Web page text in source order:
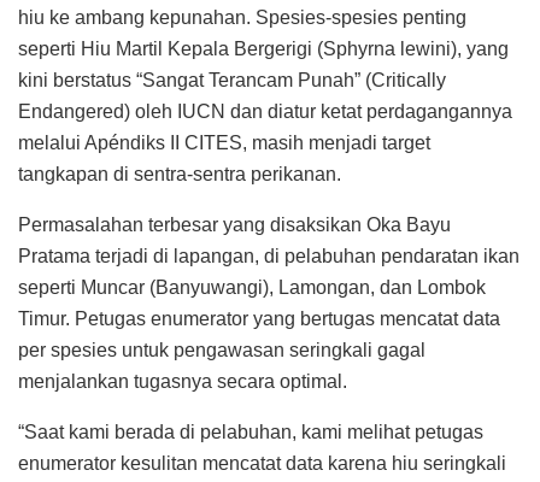
hiu ke ambang kepunahan. Spesies-spesies penting
seperti Hiu Martil Kepala Bergerigi (Sphyrna lewini), yang
kini berstatus “Sangat Terancam Punah” (Critically
Endangered) oleh IUCN dan diatur ketat perdagangannya
melalui Apéndiks II CITES, masih menjadi target
tangkapan di sentra-sentra perikanan.
Permasalahan terbesar yang disaksikan Oka Bayu
Pratama terjadi di lapangan, di pelabuhan pendaratan ikan
seperti Muncar (Banyuwangi), Lamongan, dan Lombok
Timur. Petugas enumerator yang bertugas mencatat data
per spesies untuk pengawasan seringkali gagal
menjalankan tugasnya secara optimal.
“Saat kami berada di pelabuhan, kami melihat petugas
enumerator kesulitan mencatat data karena hiu seringkali